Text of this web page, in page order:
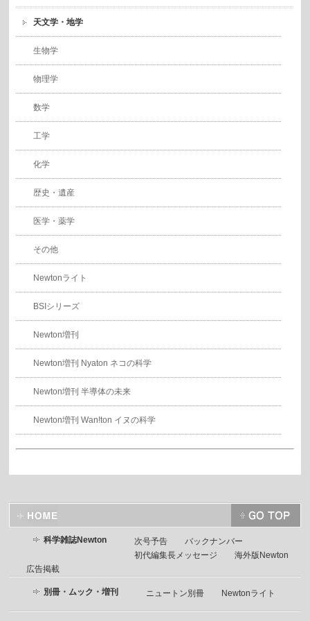
天文学・地学
生物学
物理学
数学
工学
化学
歴史・遺産
医学・薬学
その他
Newtonライト
BSIシリーズ
Newton増刊
Newton増刊 Nyaton ネコの科学
Newton増刊 半導体の未来
Newton増刊 Wan!ton イヌの科学
科学雑誌Newton 次号予告
バックナンバー
初代編集長メッセージ
海外版Newton
広告掲載
別冊・ムック・増刊 ニュートン別冊 Newtonライト